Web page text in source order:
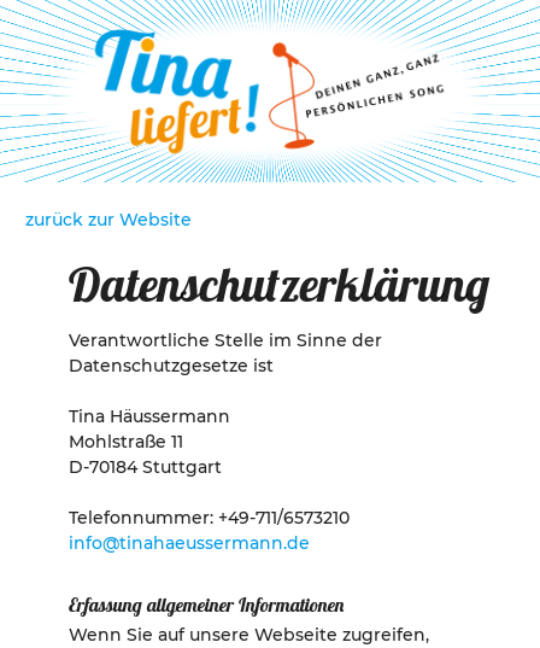
zurück zur Website
Datenschutzerklärung
Verantwortliche Stelle im Sinne der
Datenschutzgesetze ist
Tina Häussermann
Mohlstraße 11
D-70184 Stuttgart
Telefonnummer: +49-711/6573210
info@tinahaeussermann.de
Erfassung allgemeiner Informationen
Wenn Sie auf unsere Webseite zugreifen,